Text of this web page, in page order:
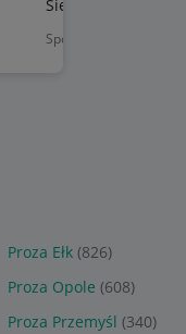
Sponsorowane
Sienkiewicz
Proza Ełk (826)
Proza Opole (608)
Proza Przemyśl (340)